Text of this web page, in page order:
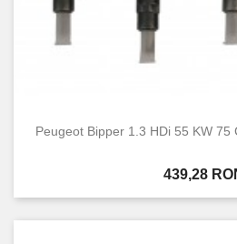
Peugeot Bipper 1.3 HDi 55 KW 75
Pret
439,28